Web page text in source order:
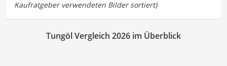
Tungöl Vergleich 2026 im Überblick